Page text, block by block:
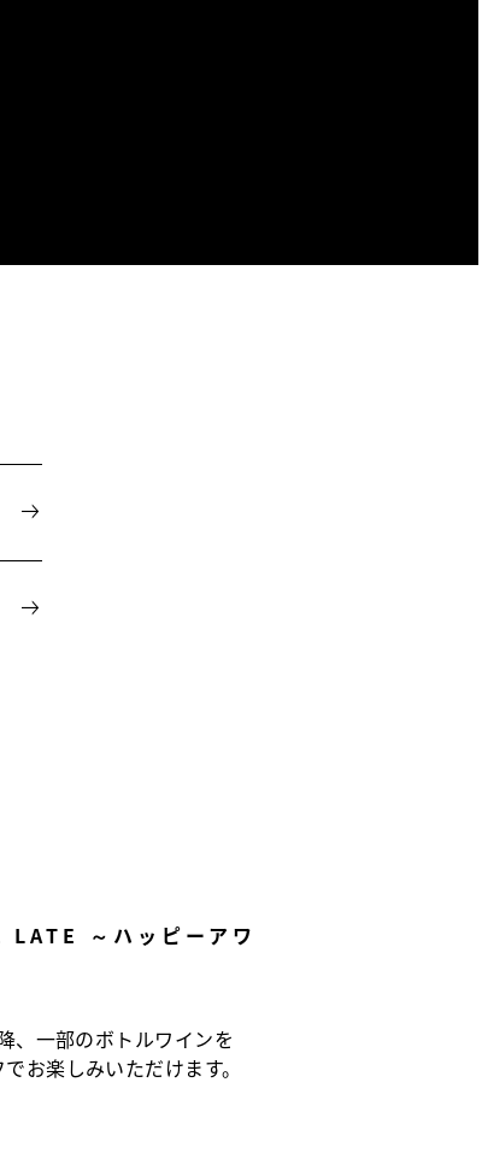
～ハッピーアワ
、一部のボトルワインを
お楽しみいただけます。